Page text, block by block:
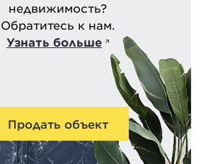
недвижимость?
Обратитесь к нам.
Узнать больше
Продать объект